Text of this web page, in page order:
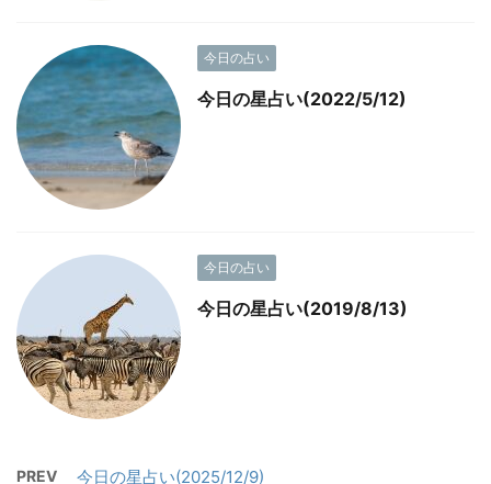
今日の占い
今日の星占い(2022/5/12)
今日の占い
今日の星占い(2019/8/13)
PREV 今日の星占い(2025/12/9)